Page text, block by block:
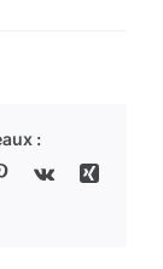
:
Pinterest
Vk
Xing